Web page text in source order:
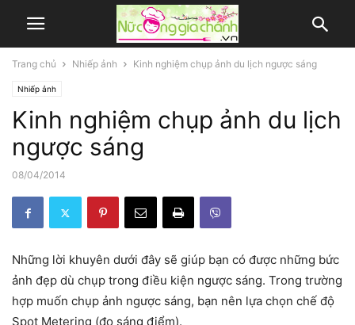
Trang chủ Nhiếp ảnh Kinh nghiệm chụp ảnh du lịch ngược sáng
Nhiếp ảnh
Kinh nghiệm chụp ảnh du lịch
ngược sáng
08/04/2014
Những lời khuyên dưới đây sẽ giúp bạn có được những bức
ảnh đẹp dù chụp trong điều kiện ngược sáng. Trong trường
hợp muốn chụp ảnh ngược sáng, bạn nên lựa chọn chế độ
Spot Metering (đo sáng điểm).